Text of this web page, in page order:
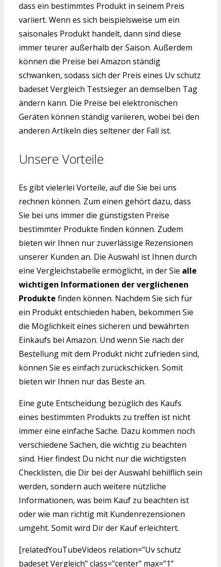
dass ein bestimmtes Produkt in seinem Preis
variiert. Wenn es sich beispielsweise um ein
saisonales Produkt handelt, dann sind diese
immer teurer außerhalb der Saison. Außerdem
können die Preise bei Amazon ständig
schwanken, sodass sich der Preis eines Uv schutz
badeset Vergleich Testsieger an demselben Tag
ändern kann. Die Preise bei elektronischen
Geräten können ständig variieren, wobei bei den
anderen Artikeln dies seltener der Fall ist.
Unsere Vorteile
Es gibt vielerlei Vorteile, auf die Sie bei uns
rechnen können. Zum einen gehört dazu, dass
Sie bei uns immer die günstigsten Preise
bestimmter Produkte finden können. Zudem
bieten wir Ihnen nur zuverlässige Rezensionen
unserer Kunden an. Die Auswahl ist Ihnen durch
eine Vergleichstabelle ermöglicht, in der Sie alle
wichtigen Informationen der verglichenen
Produkte finden können. Nachdem Sie sich für
ein Produkt entschieden haben, bekommen Sie
die Möglichkeit eines sicheren und bewährten
Einkaufs bei Amazon. Und wenn Sie nach der
Bestellung mit dem Produkt nicht zufrieden sind,
können Sie es einfach zurückschicken. Somit
bieten wir Ihnen nur das Beste an.
Eine gute Entscheidung bezüglich des Kaufs
eines bestimmten Produkts zu treffen ist nicht
immer eine einfache Sache. Dazu kommen noch
verschiedene Sachen, die wichtig zu beachten
sind. Hier findest Du nicht nur die wichtigsten
Checklisten, die Dir bei der Auswahl behilflich sein
werden, sondern auch weitere nützliche
Informationen, was beim Kauf zu beachten ist
oder wie man richtig mit Kundenrezensionen
umgeht. Somit wird Dir der Kauf erleichtert.
[relatedYouTubeVideos relation="Uv schutz
badeset Vergleich" class="center" max="1"